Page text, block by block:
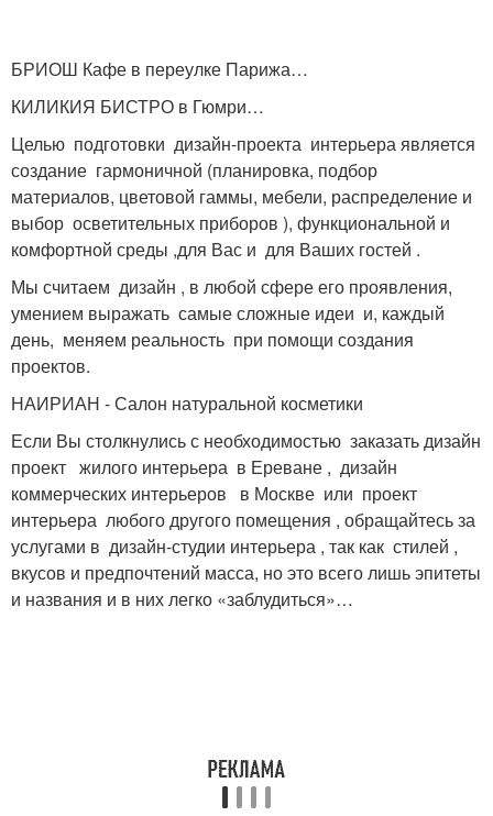
БРИОШ Кафе в переулке Парижа…
КИЛИКИЯ БИСТРО в Гюмри…
Целью подготовки дизайн-проекта интерьера является
создание гармоничной (планировка, подбор
материалов, цветовой гаммы, мебели, распределение и
выбор осветительных приборов ), функциональной и
комфортной среды ,для Вас и для Ваших гостей .
Мы считаем дизайн , в любой сфере его проявления,
умением выражать самые сложные идеи и, каждый
день, меняем реальность при помощи создания
проектов.
НАИРИАН - Салон натуральной косметики
Если Вы столкнулись с необходимостью заказать дизайн
проект жилого интерьера в Ереване , дизайн
коммерческих интерьеров в Москве или проект
интерьера любого другого помещения , обращайтесь за
услугами в дизайн-студии интерьера , так как стилей ,
вкусов и предпочтений масса, но это всего лишь эпитеты
и названия и в них легко «заблудиться»…